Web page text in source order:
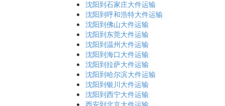
沈阳到石家庄大件运输
沈阳到呼和浩特大件运输
沈阳到佛山大件运输
沈阳到东莞大件运输
沈阳到温州大件运输
沈阳到海口大件运输
沈阳到拉萨大件运输
沈阳到哈尔滨大件运输
沈阳到银川大件运输
沈阳到西宁大件运输
西安到北京大件运输